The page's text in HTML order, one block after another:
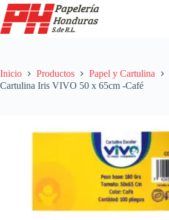
Saltar
al
contenido
Inicio Productos Papel y Cartulina
Cartulina Iris VIVO 50 x 65cm -Café